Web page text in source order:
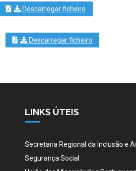
Descarregar ficheiro
Descarregar ficheiro
LINKS ÚTEIS
Secretaria Regional da Inclusão e
Segurança Social